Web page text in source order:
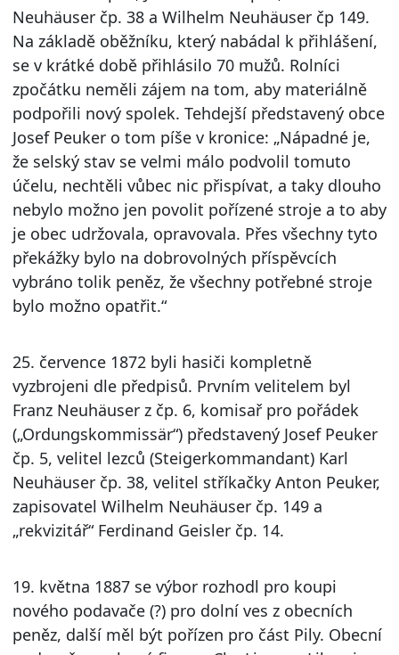
Neuhäuser čp. 38 a Wilhelm Neuhäuser čp 149.
Na základě oběžníku, který nabádal k přihlášení,
se v krátké době přihlásilo 70 mužů. Rolníci
zpočátku neměli zájem na tom, aby materiálně
podpořili nový spolek. Tehdejší představený obce
Josef Peuker o tom píše v kronice: „Nápadné je,
že selský stav se velmi málo podvolil tomuto
účelu, nechtěli vůbec nic přispívat, a taky dlouho
nebylo možno jen povolit pořízené stroje a to aby
je obec udržovala, opravovala. Přes všechny tyto
překážky bylo na dobrovolných příspěvcích
vybráno tolik peněz, že všechny potřebné stroje
bylo možno opatřit.“
25. července 1872 byli hasiči kompletně
vyzbrojeni dle předpisů. Prvním velitelem byl
Franz Neuhäuser z čp. 6, komisař pro pořádek
(„Ordungskommissär“) představený Josef Peuker
čp. 5, velitel lezců (Steigerkommandant) Karl
Neuhäuser čp. 38, velitel stříkačky Anton Peuker,
zapisovatel Wilhelm Neuhäuser čp. 149 a
„rekvizitář“ Ferdinand Geisler čp. 14.
19. května 1887 se výbor rozhodl pro koupi
nového podavače (?) pro dolní ves z obecních
peněz, další měl být pořízen pro část Pily. Obecní